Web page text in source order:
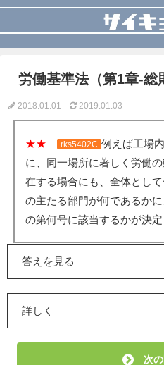
労働基準法（第1章-総
2018.01.01 2019.01.03
★★ rks5402C 例えば工場
に、同一場所に著しく労働
在する場合にも、全体とし
の主たる部門が何であるか
の第何号に該当するかが決定
答えを見る
詳しく
次の